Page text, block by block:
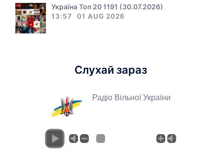
Україна Топ 20 1191 (30.07.2026)
13:57 01 AUG 2026
Слухай зараз
Радіо Вільної України